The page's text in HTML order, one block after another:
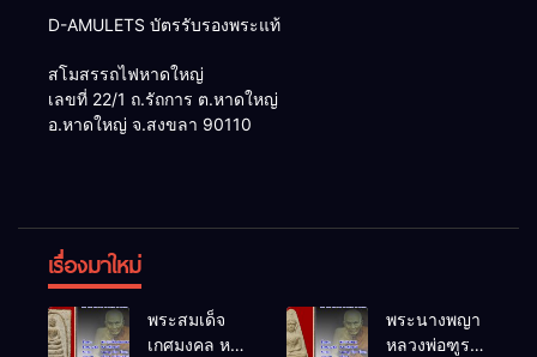
D-AMULETS บัตรรับรองพระแท้
สโมสรรถไฟหาดใหญ่
เลขที่ 22/1 ถ.รัถการ ต.หาดใหญ่
อ.หาดใหญ่ จ.สงขลา 90110
เรื่องมาใหม่
พระสมเด็จ
เกศมงคล หล
พระนางพญา
หลวงพ่อฑูรย์